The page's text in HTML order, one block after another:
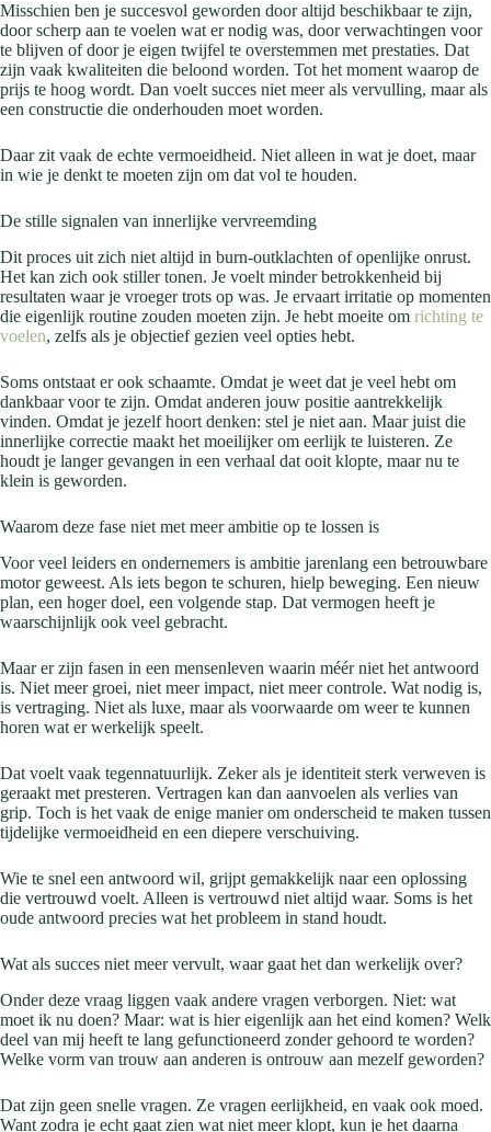
Misschien ben je succesvol geworden door altijd beschikbaar te zijn,
door scherp aan te voelen wat er nodig was, door verwachtingen voor
te blijven of door je eigen twijfel te overstemmen met prestaties. Dat
zijn vaak kwaliteiten die beloond worden. Tot het moment waarop de
prijs te hoog wordt. Dan voelt succes niet meer als vervulling, maar als
een constructie die onderhouden moet worden.
Daar zit vaak de echte vermoeidheid. Niet alleen in wat je doet, maar
in wie je denkt te moeten zijn om dat vol te houden.
De stille signalen van innerlijke vervreemding
Dit proces uit zich niet altijd in burn-outklachten of openlijke onrust.
Het kan zich ook stiller tonen. Je voelt minder betrokkenheid bij
resultaten waar je vroeger trots op was. Je ervaart irritatie op momenten
die eigenlijk routine zouden moeten zijn. Je hebt moeite om richting te
voelen, zelfs als je objectief gezien veel opties hebt.
Soms ontstaat er ook schaamte. Omdat je weet dat je veel hebt om
dankbaar voor te zijn. Omdat anderen jouw positie aantrekkelijk
vinden. Omdat je jezelf hoort denken: stel je niet aan. Maar juist die
innerlijke correctie maakt het moeilijker om eerlijk te luisteren. Ze
houdt je langer gevangen in een verhaal dat ooit klopte, maar nu te
klein is geworden.
Waarom deze fase niet met meer ambitie op te lossen is
Voor veel leiders en ondernemers is ambitie jarenlang een betrouwbare
motor geweest. Als iets begon te schuren, hielp beweging. Een nieuw
plan, een hoger doel, een volgende stap. Dat vermogen heeft je
waarschijnlijk ook veel gebracht.
Maar er zijn fasen in een mensenleven waarin méér niet het antwoord
is. Niet meer groei, niet meer impact, niet meer controle. Wat nodig is,
is vertraging. Niet als luxe, maar als voorwaarde om weer te kunnen
horen wat er werkelijk speelt.
Dat voelt vaak tegennatuurlijk. Zeker als je identiteit sterk verweven is
geraakt met presteren. Vertragen kan dan aanvoelen als verlies van
grip. Toch is het vaak de enige manier om onderscheid te maken tussen
tijdelijke vermoeidheid en een diepere verschuiving.
Wie te snel een antwoord wil, grijpt gemakkelijk naar een oplossing
die vertrouwd voelt. Alleen is vertrouwd niet altijd waar. Soms is het
oude antwoord precies wat het probleem in stand houdt.
Wat als succes niet meer vervult, waar gaat het dan werkelijk over?
Onder deze vraag liggen vaak andere vragen verborgen. Niet: wat
moet ik nu doen? Maar: wat is hier eigenlijk aan het eind komen? Welk
deel van mij heeft te lang gefunctioneerd zonder gehoord te worden?
Welke vorm van trouw aan anderen is ontrouw aan mezelf geworden?
Dat zijn geen snelle vragen. Ze vragen eerlijkheid, en vaak ook moed.
Want zodra je echt gaat zien wat niet meer klopt, kun je het daarna